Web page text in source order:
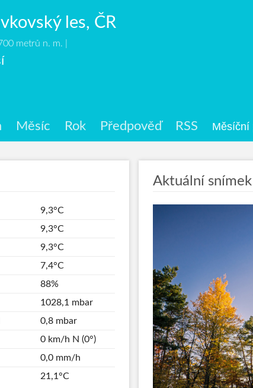
les, ČR
metrů n. m. |
Měsíc Rok Předpověď RSS
9,3°C
9,3°C
9,3°C
7,4°C
88%
1028,1 mbar
0,8 mbar
0 km/h N (0°)
0,0 mm/h
21,1°C
Aktuální snímek